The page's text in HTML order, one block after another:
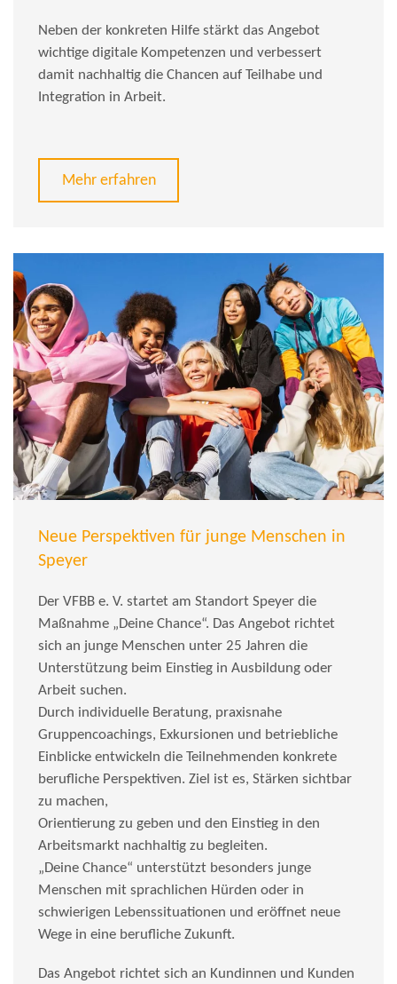
Neben der konkreten Hilfe stärkt das Angebot
wichtige digitale Kompetenzen und verbessert
damit nachhaltig die Chancen auf Teilhabe und
Integration in Arbeit.
Mehr erfahren
Neue Perspektiven für junge Menschen in
Speyer
Der VFBB e. V. startet am Standort Speyer die
Maßnahme „Deine Chance“. Das Angebot richtet
sich an junge Menschen unter 25 Jahren die
Unterstützung beim Einstieg in Ausbildung oder
Arbeit suchen.
Durch individuelle Beratung, praxisnahe
Gruppencoachings, Exkursionen und betriebliche
Einblicke entwickeln die Teilnehmenden konkrete
berufliche Perspektiven. Ziel ist es, Stärken sichtbar
zu machen,
Orientierung zu geben und den Einstieg in den
Arbeitsmarkt nachhaltig zu begleiten.
„Deine Chance“ unterstützt besonders junge
Menschen mit sprachlichen Hürden oder in
schwierigen Lebenssituationen und eröffnet neue
Wege in eine berufliche Zukunft.
Das Angebot richtet sich an Kundinnen und Kunden